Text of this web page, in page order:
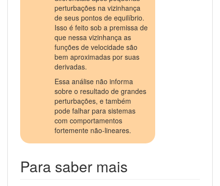
perturbações na vizinhança
de seus pontos de equilíbrio.
Isso é feito sob a premissa de
que nessa vizinhança as
funções de velocidade são
bem aproximadas por suas
derivadas.
Essa análise não informa
sobre o resultado de grandes
perturbações, e também
pode falhar para sistemas
com comportamentos
fortemente não-lineares.
Para saber mais